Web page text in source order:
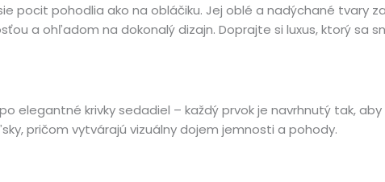
pocit pohodlia ako na obláčiku. Jej oblé a nadýchané tvary
a ohľadom na dokonalý dizajn. Doprajte si luxus, ktorý sa
elegantné krivky sedadiel – každý prvok je navrhnutý tak,
pričom vytvárajú vizuálny dojem jemnosti a pohody.